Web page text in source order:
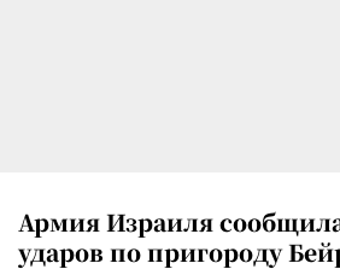
Армия Израиля
ударов по пригороду